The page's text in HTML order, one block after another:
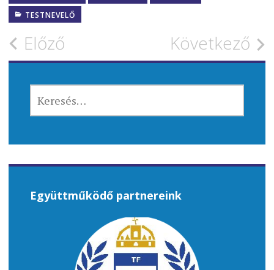
TESTNEVELŐ
Bejegyzés
navigáció
Előző Következő
Együttműködő partnereink